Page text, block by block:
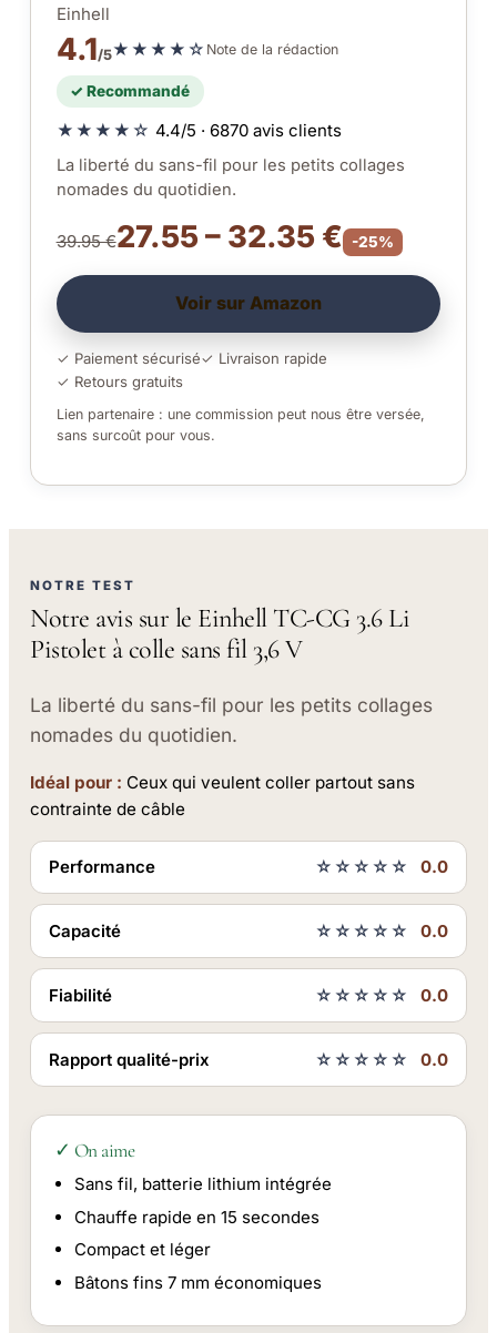
Einhell
4.1/5★★★★☆ Note de la rédaction
✓ Recommandé
★★★★☆ 4.4/5 · 6870 avis clients
La liberté du sans-fil pour les petits collages
nomades du quotidien.
39.95 €27.55 – 32.35 € -25%
Voir sur Amazon
✓ Paiement sécurisé✓ Livraison rapide
✓ Retours gratuits
Lien partenaire : une commission peut nous être versée,
sans surcoût pour vous.
NOTRE TEST
Notre avis sur le Einhell TC-CG 3.6 Li
Pistolet à colle sans fil 3,6 V
La liberté du sans-fil pour les petits collages
nomades du quotidien.
Idéal pour : Ceux qui veulent coller partout sans
contrainte de câble
Performance ☆☆☆☆☆ 0.0
Capacité ☆☆☆☆☆ 0.0
Fiabilité ☆☆☆☆☆ 0.0
Rapport qualité-prix ☆☆☆☆☆ 0.0
✓ On aime
Sans fil, batterie lithium intégrée
Chauffe rapide en 15 secondes
Compact et léger
Bâtons fins 7 mm économiques